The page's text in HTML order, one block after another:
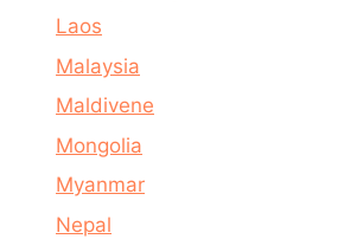
Laos
Malaysia
Maldivene
Mongolia
Myanmar
Nepal